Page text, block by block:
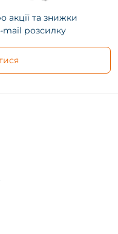
акції та знижки
mail розсилку